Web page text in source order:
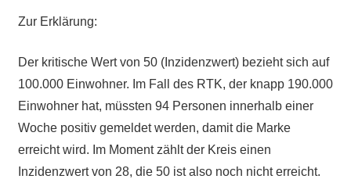
Zur Erklärung:
Der kritische Wert von 50 (Inzidenzwert) bezieht sich auf
100.000 Einwohner. Im Fall des RTK, der knapp 190.000
Einwohner hat, müssten 94 Personen innerhalb einer
Woche positiv gemeldet werden, damit die Marke
erreicht wird. Im Moment zählt der Kreis einen
Inzidenzwert von 28, die 50 ist also noch nicht erreicht.